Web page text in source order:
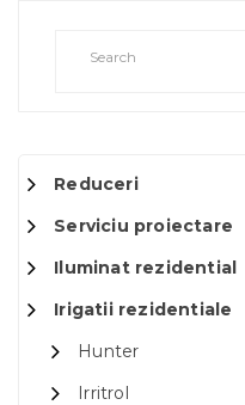
Reduceri
Serviciu proiectare
Iluminat rezidential
Irigatii rezidentiale
Hunter
Irritrol